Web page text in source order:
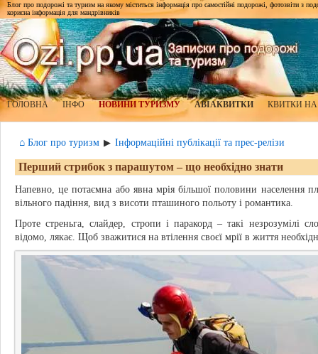
Блог про подорожі та туризм на якому міститься інформація про самостійні подорожі, фотозвіти з
корисна інформація для мандрівників
ГОЛОВНА ІНФО НОВИНИ ТУРИЗМУ АВІАКВИТКИ КВИТКИ
⌂ Блог про туризм ▶ Інформаційні публікації та прес-релізи
Перший стрибок з парашутом – що необхідно знати
Напевно, це потаємна або явна мрія більшої половини населення
вільного падіння, вид з висоти пташиного польоту і романтика.
Проте стреньга, слайдер, стропи і паракорд – такі незрозумілі
відомо, лякає. Щоб зважитися на втілення своєї мрії в життя